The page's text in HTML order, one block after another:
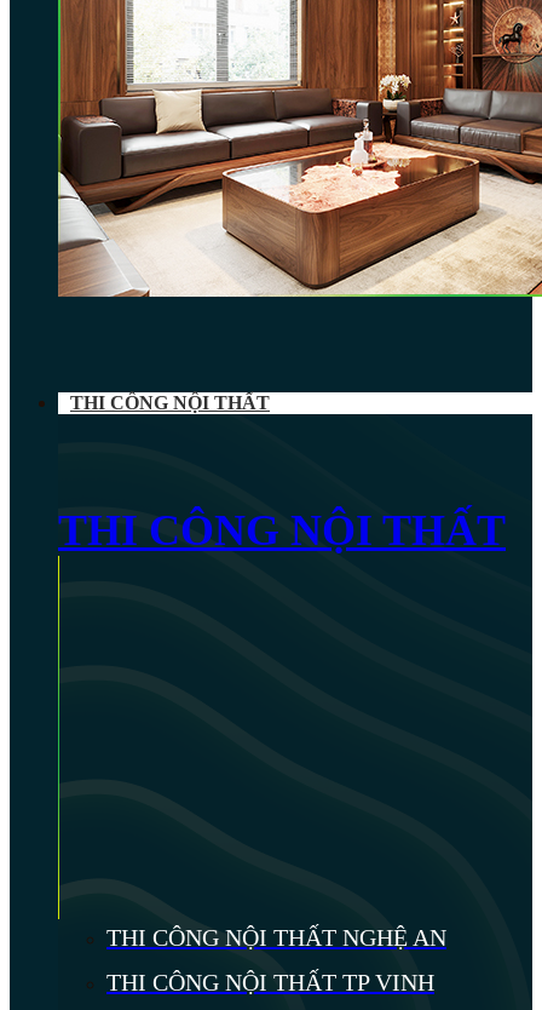
THI CÔNG NỘI THẤT
THI CÔNG NỘI THẤT
THI CÔNG NỘI THẤT NGHỆ AN
THI CÔNG NỘI THẤT TP VINH